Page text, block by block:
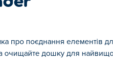
про поєднання елементів
очищайте дошку для